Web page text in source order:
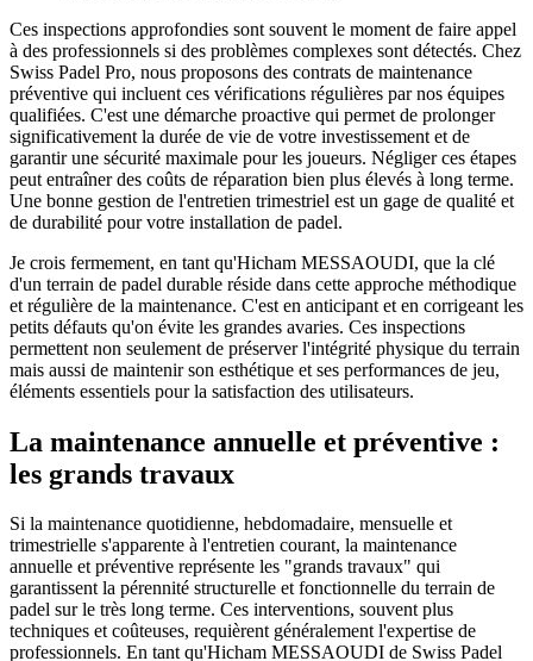
Ces inspections approfondies sont souvent le moment de faire appel
à des professionnels si des problèmes complexes sont détectés. Chez
Swiss Padel Pro, nous proposons des contrats de maintenance
préventive qui incluent ces vérifications régulières par nos équipes
qualifiées. C'est une démarche proactive qui permet de prolonger
significativement la durée de vie de votre investissement et de
garantir une sécurité maximale pour les joueurs. Négliger ces étapes
peut entraîner des coûts de réparation bien plus élevés à long terme.
Une bonne gestion de l'entretien trimestriel est un gage de qualité et
de durabilité pour votre installation de padel.
Je crois fermement, en tant qu'Hicham MESSAOUDI, que la clé
d'un terrain de padel durable réside dans cette approche méthodique
et régulière de la maintenance. C'est en anticipant et en corrigeant les
petits défauts qu'on évite les grandes avaries. Ces inspections
permettent non seulement de préserver l'intégrité physique du terrain
mais aussi de maintenir son esthétique et ses performances de jeu,
éléments essentiels pour la satisfaction des utilisateurs.
La maintenance annuelle et préventive :
les grands travaux
Si la maintenance quotidienne, hebdomadaire, mensuelle et
trimestrielle s'apparente à l'entretien courant, la maintenance
annuelle et préventive représente les "grands travaux" qui
garantissent la pérennité structurelle et fonctionnelle du terrain de
padel sur le très long terme. Ces interventions, souvent plus
techniques et coûteuses, requièrent généralement l'expertise de
professionnels. En tant qu'Hicham MESSAOUDI de Swiss Padel